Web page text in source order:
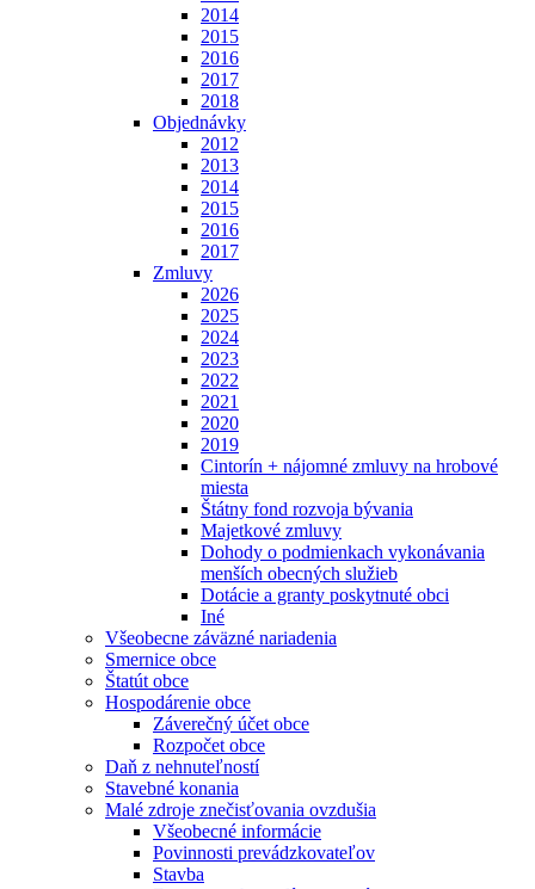
2014
2015
2016
2017
2018
Objednávky
2012
2013
2014
2015
2016
2017
Zmluvy
2026
2025
2024
2023
2022
2021
2020
2019
Cintorín + nájomné zmluvy na hrobové
miesta
Štátny fond rozvoja bývania
Majetkové zmluvy
Dohody o podmienkach vykonávania
menších obecných služieb
Dotácie a granty poskytnuté obci
Iné
Všeobecne záväzné nariadenia
Smernice obce
Štatút obce
Hospodárenie obce
Záverečný účet obce
Rozpočet obce
Daň z nehnuteľností
Stavebné konania
Malé zdroje znečisťovania ovzdušia
Všeobecné informácie
Povinnosti prevádzkovateľov
Stavba